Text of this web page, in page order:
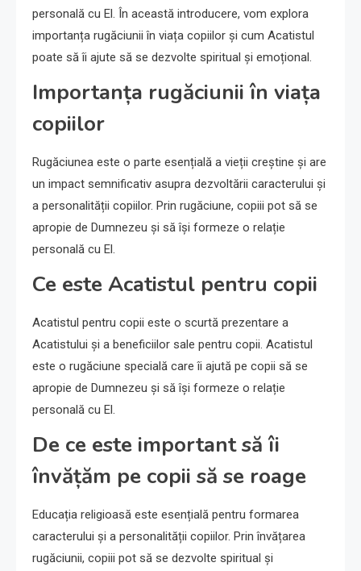
personală cu El. În această introducere, vom explora
importanța rugăciunii în viața copiilor și cum Acatistul
poate să îi ajute să se dezvolte spiritual și emoțional.
Importanța rugăciunii în viața
copiilor
Rugăciunea este o parte esențială a vieții creștine și are
un impact semnificativ asupra dezvoltării caracterului și
a personalității copiilor. Prin rugăciune, copiii pot să se
apropie de Dumnezeu și să își formeze o relație
personală cu El.
Ce este Acatistul pentru copii
Acatistul pentru copii este o scurtă prezentare a
Acatistului și a beneficiilor sale pentru copii. Acatistul
este o rugăciune specială care îi ajută pe copii să se
apropie de Dumnezeu și să își formeze o relație
personală cu El.
De ce este important să îi
învățăm pe copii să se roage
Educația religioasă este esențială pentru formarea
caracterului și a personalității copiilor. Prin învățarea
rugăciunii, copiii pot să se dezvolte spiritual și